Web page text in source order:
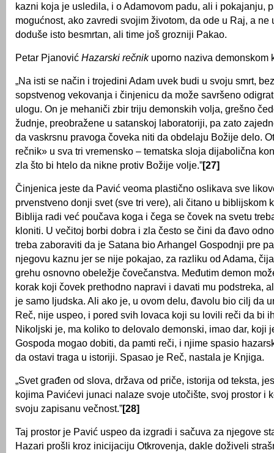
kazni koja je usledila, i o Adamovom padu, ali i pokajanju,
mogućnost, ako zavredi svojim životom, da ode u Raj, a ne
doduše isto besmrtan, ali time još grozniji Pakao.
Petar Pjanović Hazarski rečnikuporno naziva demonskom
„Na isti se način i trojedini Adam uvek budi u svoju smrt,
sopstvenog vekovanja i činjenicu da može savršeno
ulogu. On je mehaniči zbir triju demonskih volja, grešno
žudnje, preobražene u satanskoj laboratoriji, pa zato
da vaskrsnu pravoga čoveka niti da obdelaju Božije delo.
rečnik» u sva tri vremensko – tematska sloja dijabolična
zla što bi htelo da nikne protiv Božije volje.”[27]
Činjenica jeste da Pavić veoma plastično oslikava sve
prvenstveno donji svet (sve tri vere), ali čitano u biblijskom
Biblija radi već poučava koga i čega se čovek na svetu
kloniti. U večitoj borbi dobra i zla često se čini da đavo
treba zaboraviti da je Satana bio Arhangel Gospodnji pre
njegovu kaznu jer se nije pokajao, za razliku od Adama,
grehu osnovno obeležje čovečanstva. Međutim demon
korak koji čovek prethodno napravi i davati mu podstreka,
je samo ljudska. Ali ako je, u ovom delu, đavolu bio cilj da
Reč, nije uspeo, i pored svih lovaca koji su lovili reči da bi
Nikoljski je, ma koliko to delovalo demonski, imao dar, koji
Gospoda mogao dobiti, da pamti reči, i njime spasio
da ostavi traga u istoriji. Spasao je Reč, nastala je Knjiga.
„Svet građen od slova, država od priče, istorija od teksta,
kojima Pavićevi junaci nalaze svoje utočište, svoj prostor i
svoju zapisanu večnost.”[28]
Taj prostor je Pavić uspeo da izgradi i sačuva za njegove
Hazari prošli kroz inicijaciju Otkrovenja, dakle doživeli